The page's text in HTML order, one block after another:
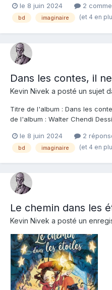
villages reculés et les
d'abord un homme seul ,
le 8 juin 2024 2
bd imaginaire (et 4 en
Dans les contes, il
Kevin Nivek a posté un sujet
Titre de l'album : Dans les
de l'album : Walter Chendi
Note : Résumé de l'album :
usurpateur Erasme Deer, il v...
le 8 juin 2024 2
bd imaginaire (et 4 en
Le chemin dans les
Kevin Nivek a posté un